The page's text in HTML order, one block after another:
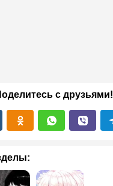
с друзьями!